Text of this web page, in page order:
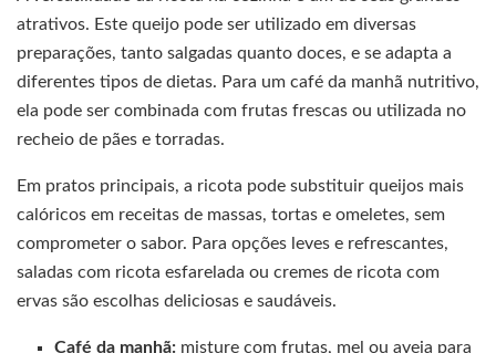
atrativos. Este queijo pode ser utilizado em diversas
preparações, tanto salgadas quanto doces, e se adapta a
diferentes tipos de dietas. Para um café da manhã nutritivo,
ela pode ser combinada com frutas frescas ou utilizada no
recheio de pães e torradas.
Em pratos principais, a ricota pode substituir queijos mais
calóricos em receitas de massas, tortas e omeletes, sem
comprometer o sabor. Para opções leves e refrescantes,
saladas com ricota esfarelada ou cremes de ricota com
ervas são escolhas deliciosas e saudáveis.
Café da manhã: misture com frutas, mel ou aveia para